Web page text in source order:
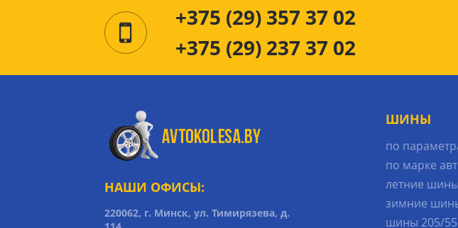
+375 (29) 357 37 02
+375 (29) 237 37 02
НАШИ ОФИСЫ:
220062, г. Минск, ул. Тимирязева, д.
ШИНЫ
по
по марке
летние шины
зимние
шины 205/55